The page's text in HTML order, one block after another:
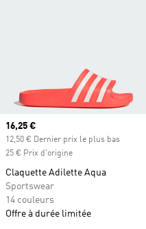
Prix actuel
16,25 €
12,50 € Dernier prix le plus bas
25 € Prix d'origine
Claquette Adilette Aqua
Sportswear
14 couleurs
Offre à durée limitée